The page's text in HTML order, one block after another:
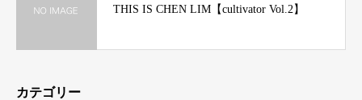
THIS IS CHEN LIM【cultivator Vol.2】
カテゴリー